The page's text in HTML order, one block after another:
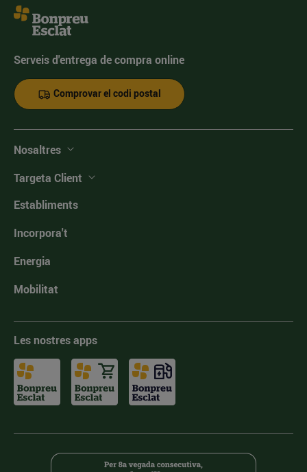
Serveis d'entrega de compra online
Comprovar el codi postal
Nosaltres
Targeta Client
Establiments
Incorpora't
Energia
Mobilitat
Les nostres apps